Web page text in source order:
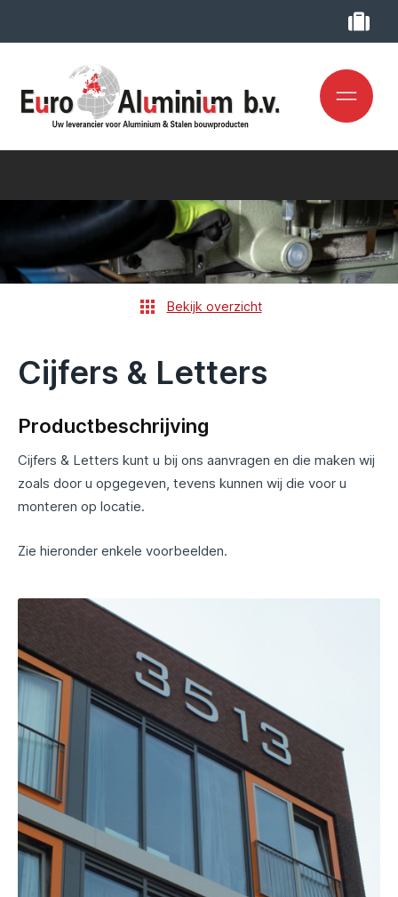
Bekijk overzicht
Cijfers & Letters
Productbeschrijving
Cijfers & Letters kunt u bij ons aanvragen en die maken wij
zoals door u opgegeven, tevens kunnen wij die voor u
monteren op locatie.
Zie hieronder enkele voorbeelden.